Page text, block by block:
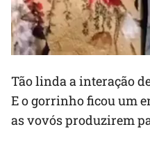
Tão linda a interação
E o gorrinho ficou um
as vovós produzirem